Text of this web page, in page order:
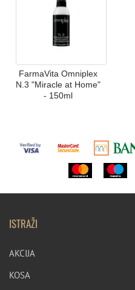
FarmaVita Omniplex
N.3 "Miracle at Home"
- 150ml
ISTRAŽI
AKCIJA
KOSA